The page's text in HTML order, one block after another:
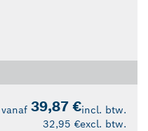
vanaf 39,87 €incl. btw.
32,95 €excl. btw.